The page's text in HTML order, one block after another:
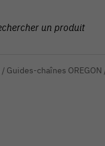
/ Guides-chaînes OREGON